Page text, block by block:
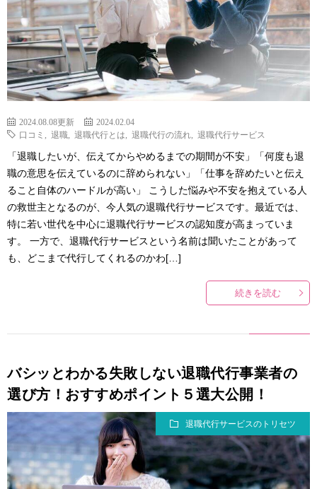
2024.08.08更新
2024.02.04
口コミ
退職 退職代行とは 退職代行の流れ 退職代行サービス
「退職したいが、伝えてからやめるまでの期間が不安」「何度も退
職の意思を伝えているのに辞められない」「仕事を辞めたいと伝え
ること自体のハードルが高い」 こうした悩みや不安を抱えている人
の救世主となるのが、今人気の退職代行サービスです。最近では、
特に若い世代を中心に退職代行サービスの認知度が高まっていま
す。 一方で、退職代行サービスという名前は聞いたことがあって
も、どこまで代行してくれるのかわ[…]
続きを読む
バシッとわかる失敗しない退職代行事業者の
選び方！おすすめポイント５選大公開！
退職代行サービスのトリセツ